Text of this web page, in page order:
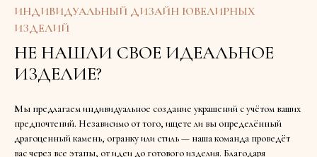
ИНДИВИДУАЛЬНЫЙ ДИЗАЙН ЮВЕЛИРНЫХ
ИЗДЕЛИЙ
НЕ НАШЛИ СВОЕ ИДЕАЛЬНОЕ
ИЗДЕЛИЕ?
Мы предлагаем индивидуальное создание украшений с учётом ваших
предпочтений. Независимо от того, ищете ли вы определённый
драгоценный камень, огранку или стиль — наша команда проведёт
вас через все этапы, от идеи до готового изделия. Благодаря